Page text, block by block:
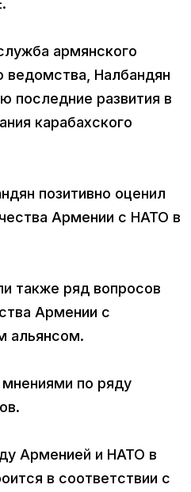
армянского
ведомства, Налбандян
последние развития в
карабахского
позитивно оценил
Армении с НАТО в
также ряд вопросов
Армении с
альянсом.
по ряду
Арменией и НАТО в
в соответствии с